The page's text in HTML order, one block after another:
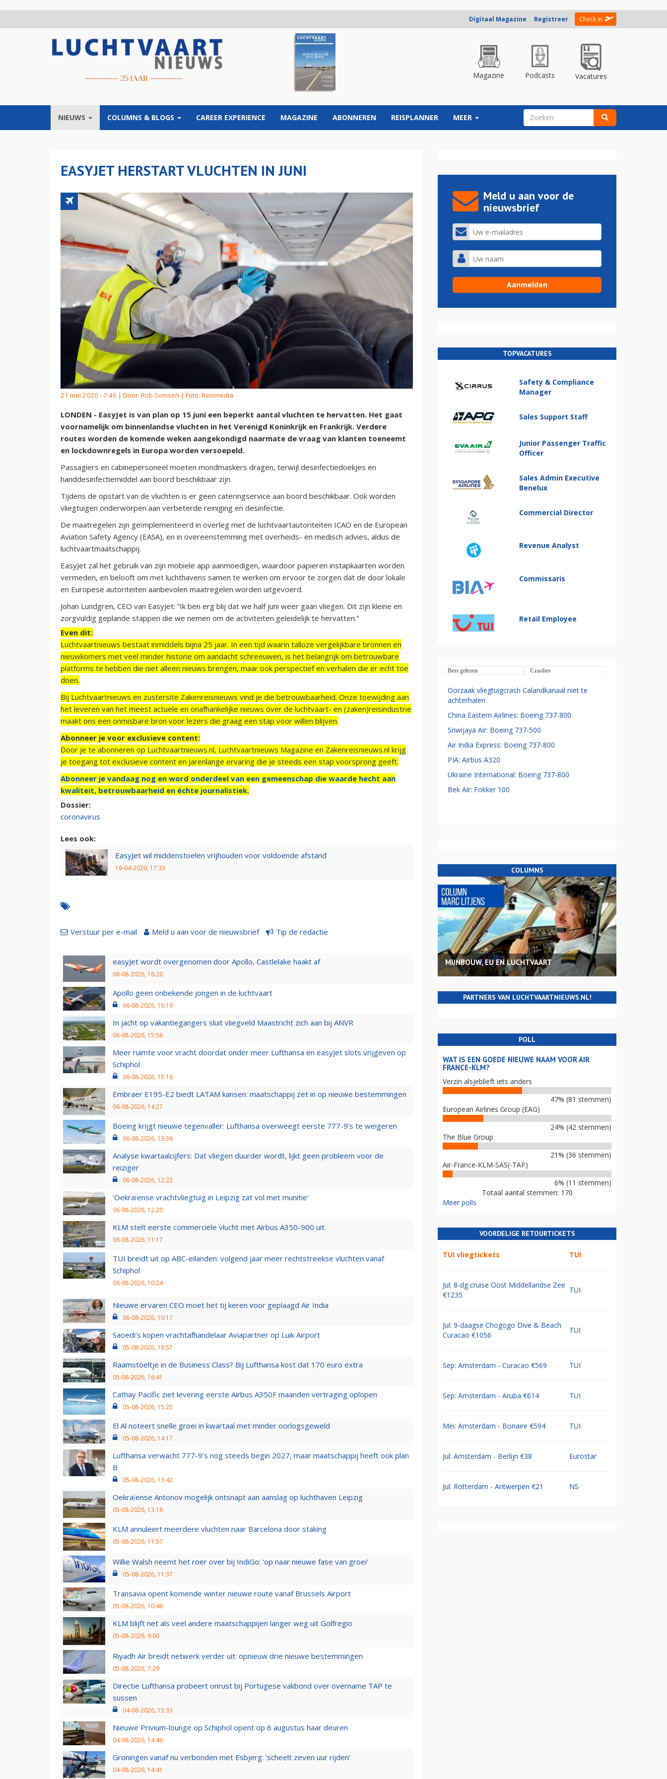
Digitaal Magazine Registreer Check in
Magazine Podcasts Vacatures
NIEUWS COLUMNS & BLOGS CAREER EXPERIENCE MAGAZINE ABONNEREN REISPLANNER MEER ZOEKVELD
EASYJET HERSTART VLUCHTEN IN JUNI
21 mei 2020 - 7:46 | Door: Rob Somsen | Foto: Reismedia
LONDEN - EasyJet is van plan op 15 juni een beperkt aantal vluchten te hervatten. Het gaat
voornamelijk om binnenlandse vluchten in het Verenigd Koninkrijk en Frankrijk. Verdere
routes worden de komende weken aangekondigd naarmate de vraag van klanten toeneemt
en lockdownregels in Europa worden versoepeld.
Passagiers en cabinepersoneel moeten mondmaskers dragen, terwijl desinfectiedoekjes en
handdesinfectiemiddel aan boord beschikbaar zijn.
Tijdens de opstart van de vluchten is er geen cateringservice aan boord beschikbaar. Ook worden
vliegtuigen onderworpen aan verbeterde reiniging en desinfectie.
De maatregelen zijn geïmplementeerd in overleg met de luchtvaartautoriteiten ICAO en de European
Aviation Safety Agency (EASA), en in overeenstemming met overheids- en medisch advies, aldus de
luchtvaartmaatschappij.
EasyJet zal het gebruik van zijn mobiele app aanmoedigen, waardoor papieren instapkaarten worden
vermeden, en belooft om met luchthavens samen te werken om ervoor te zorgen dat de door lokale
en Europese autoriteiten aanbevolen maatregelen worden uitgevoerd.
Johan Lundgren, CEO van EasyJet: “Ik ben erg blij dat we half juni weer gaan vliegen. Dit zijn kleine en
zorgvuldig geplande stappen die we nemen om de activiteiten geleidelijk te hervatten."
Even dit:
Luchtvaartnieuws bestaat inmiddels bijna 25 jaar. In een tijd waarin talloze vergelijkbare bronnen en
nieuwkomers met veel minder historie om aandacht schreeuwen, is het belangrijk om betrouwbare
platforms te hebben die niet alleen nieuws brengen, maar ook perspectief en verhalen die er echt toe
doen.
Bij Luchtvaartnieuws en zustersite Zakenreisnieuws vind je die betrouwbaarheid. Onze toewijding aan
het leveren van het meest actuele en onafhankelijke nieuws over de luchtvaart- en (zaken)reisindustrie
maakt ons een onmisbare bron voor lezers die graag een stap voor willen blijven.
Abonneer je voor exclusieve content:
Door je te abonneren op Luchtvaartnieuws.nl, Luchtvaartnieuws Magazine en Zakenreisnieuws.nl krijg
je toegang tot exclusieve content en jarenlange ervaring die je steeds een stap voorsprong geeft.
Abonneer je vandaag nog en word onderdeel van een gemeenschap die waarde hecht aan
kwaliteit, betrouwbaarheid en échte journalistiek.
Dossier:
coronavirus
Lees ook:
EasyJet wil middenstoelen vrijhouden voor voldoende afstand
16-04-2020, 17:33
Verstuur per e-mail Meld u aan voor de nieuwsbrief Tip de redactie
easyJet wordt overgenomen door Apollo, Castlelake haakt af
06-08-2026, 16:20
Apollo geen onbekende jongen in de luchtvaart
06-08-2026, 16:19
In jacht op vakantiegangers sluit vliegveld Maastricht zich aan bij ANVR
06-08-2026, 15:56
Meer ruimte voor vracht doordat onder meer Lufthansa en easyJet slots vrijgeven op
Schiphol
06-08-2026, 15:16
Embraer E195-E2 biedt LATAM kansen: maatschappij zet in op nieuwe bestemmingen
06-08-2026, 14:27
Boeing krijgt nieuwe tegenvaller: Lufthansa overweegt eerste 777-9’s te weigeren
06-08-2026, 13:36
Analyse kwartaalcijfers: Dat vliegen duurder wordt, lijkt geen probleem voor de
reiziger
06-08-2026, 12:22
'Oekraïense vrachtvliegtuig in Leipzig zat vol met munitie'
06-08-2026, 12:20
KLM stelt eerste commerciële vlucht met Airbus A350-900 uit
06-08-2026, 11:17
TUI breidt uit op ABC-eilanden: volgend jaar meer rechtstreekse vluchten vanaf
Schiphol
06-08-2026, 10:24
Nieuwe ervaren CEO moet het tij keren voor geplaagd Air India
06-08-2026, 10:17
Saoedi’s kopen vrachtafhandelaar Aviapartner op Luik Airport
05-08-2026, 16:57
Raamstoeltje in de Business Class? Bij Lufthansa kost dat 170 euro extra
05-08-2026, 16:41
Cathay Pacific ziet levering eerste Airbus A350F maanden vertraging oplopen
05-08-2026, 15:25
El Al noteert snelle groei in kwartaal met minder oorlogsgeweld
05-08-2026, 14:17
Lufthansa verwacht 777-9’s nog steeds begin 2027, maar maatschappij heeft ook plan
B
05-08-2026, 13:42
Oekraïense Antonov mogelijk ontsnapt aan aanslag op luchthaven Leipzig
05-08-2026, 13:18
KLM annuleert meerdere vluchten naar Barcelona door staking
05-08-2026, 11:57
Willie Walsh neemt het roer over bij IndiGo: 'op naar nieuwe fase van groei'
05-08-2026, 11:37
Transavia opent komende winter nieuwe route vanaf Brussels Airport
05-08-2026, 10:46
KLM blijft net als veel andere maatschappijen langer weg uit Golfregio
05-08-2026, 9:00
Riyadh Air breidt netwerk verder uit: opnieuw drie nieuwe bestemmingen
05-08-2026, 7:29
Directie Lufthansa probeert onrust bij Portugese vakbond over overname TAP te
sussen
04-08-2026, 15:33
Nieuwe Privium-lounge op Schiphol opent op 6 augustus haar deuren
04-08-2026, 14:46
Groningen vanaf nu verbonden met Esbjerg: 'scheelt zeven uur rijden'
04-08-2026, 14:41
Meld u aan voor de
nieuwsbrief
TOPVACATURES
Safety & Compliance
Manager
Sales Support Staff
Junior Passenger Traffic
Officer
Sales Admin Executive
Benelux
Commercial Director
Revenue Analyst
Commissaris
Retail Employee
Best gelezen Crashes
Oorzaak vliegtuigcrash Calandkanaal niet te
achterhalen
China Eastern Airlines: Boeing 737-800
Sriwijaya Air: Boeing 737-500
Air India Express: Boeing 737-800
PIA: Airbus A320
Ukraine International: Boeing 737-800
Bek Air: Fokker 100
COLUMNS
MIJNBOUW, EU EN LUCHTVAART
PARTNERS VAN LUCHTVAARTNIEUWS.NL!
POLL
WAT IS EEN GOEDE NIEUWE NAAM VOOR AIR
FRANCE-KLM?
Verzin alsjeblieft iets anders
47% (81 stemmen)
European Airlines Group (EAG)
24% (42 stemmen)
The Blue Group
21% (36 stemmen)
Air-France-KLM-SAS(-TAP)
6% (11 stemmen)
Totaal aantal stemmen: 170
Meer polls
VOORDELIGE RETOURTICKETS
TUI vliegtickets TUI
Jul: 8-dg cruise Oost Middellandse Zee
€1235
TUI
Jul: 9-daagse Chogogo Dive & Beach
Curacao €1056
TUI
Sep: Amsterdam - Curacao €569 TUI
Sep: Amsterdam - Aruba €614 TUI
Mei: Amsterdam - Bonaire €594 TUI
Jul: Amsterdam - Berlijn €38 Eurostar
Jul: Rotterdam - Antwerpen €21 NS